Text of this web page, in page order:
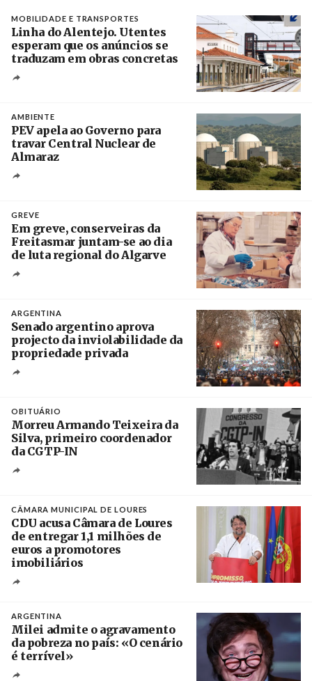
MOBILIDADE E TRANSPORTES
Linha do Alentejo. Utentes
esperam que os anúncios se
traduzam em obras concretas
AMBIENTE
PEV apela ao Governo para
travar Central Nuclear de
Almaraz
GREVE
Em greve, conserveiras da
Freitasmar juntam-se ao dia
de luta regional do Algarve
ARGENTINA
Senado argentino aprova
projecto da inviolabilidade da
propriedade privada
OBITUÁRIO
Morreu Armando Teixeira da
Silva, primeiro coordenador
da CGTP-IN
CÂMARA MUNICIPAL DE LOURES
CDU acusa Câmara de Loures
de entregar 1,1 milhões de
euros a promotores
imobiliários
ARGENTINA
Milei admite o agravamento
da pobreza no país: «O cenário
é terrível»